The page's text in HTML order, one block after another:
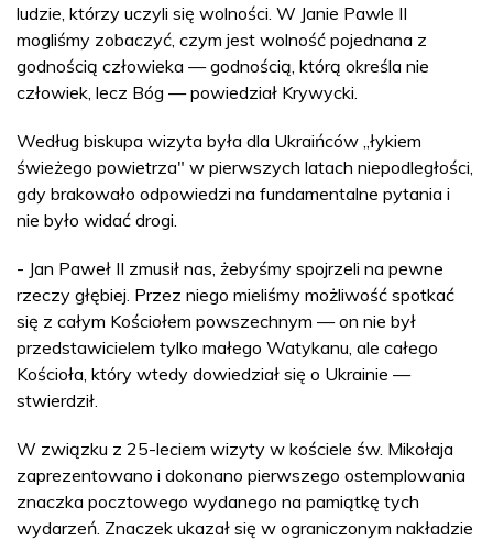
ludzie, którzy uczyli się wolności. W Janie Pawle II
mogliśmy zobaczyć, czym jest wolność pojednana z
godnością człowieka — godnością, którą określa nie
człowiek, lecz Bóg — powiedział Krywycki.
Według biskupa wizyta była dla Ukraińców „łykiem
świeżego powietrza" w pierwszych latach niepodległości,
gdy brakowało odpowiedzi na fundamentalne pytania i
nie było widać drogi.
- Jan Paweł II zmusił nas, żebyśmy spojrzeli na pewne
rzeczy głębiej. Przez niego mieliśmy możliwość spotkać
się z całym Kościołem powszechnym — on nie był
przedstawicielem tylko małego Watykanu, ale całego
Kościoła, który wtedy dowiedział się o Ukrainie —
stwierdził.
W związku z 25-leciem wizyty w kościele św. Mikołaja
zaprezentowano i dokonano pierwszego ostemplowania
znaczka pocztowego wydanego na pamiątkę tych
wydarzeń. Znaczek ukazał się w ograniczonym nakładzie